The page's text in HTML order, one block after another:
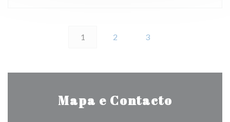
1 2 3
Mapa e Contacto